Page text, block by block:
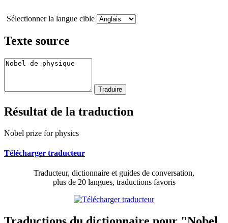
Sélectionner la langue cible
Texte source
Résultat de la traduction
Nobel prize for physics
Télécharger traducteur
Traducteur, dictionnaire et guides de conversation,
plus de 20 langues, traductions favoris